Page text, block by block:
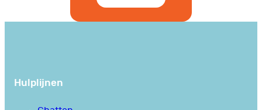
Hulplijnen